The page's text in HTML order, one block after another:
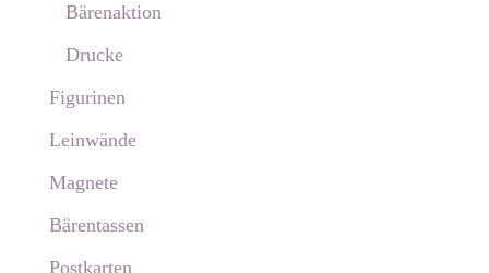
Bärenaktion
Drucke
Figurinen
Leinwände
Magnete
Bärentassen
Postkarten